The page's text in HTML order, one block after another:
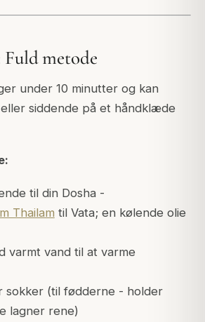
metode
under 10 minutter og kan
siddende på et håndklæde
til din Dosha -
Thailam til Vata; en kølende olie
varmt vand til at varme
sokker (til fødderne - holder
lagner rene)